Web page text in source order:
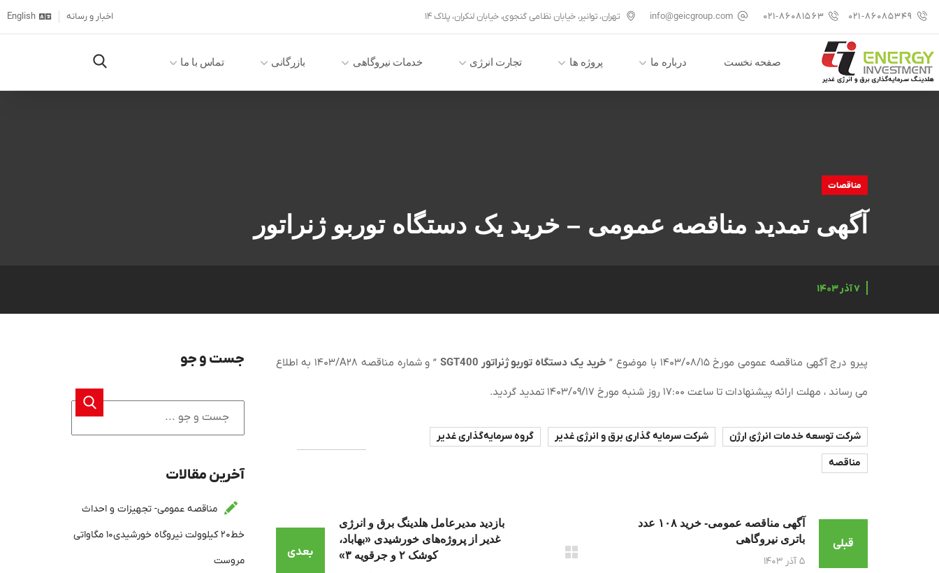
۰۲۱-۸۶۰۸۵۳۴۹ ۰۲۱-۸۶۰۸۱۵۶۳ info@geicgroup.com تهران، توانیر، خیابان نظامی گنجوی، خیابان لنکران، پلاک ۱۴ اخبار و رسانه English
صفحه نخست درباره ما پروژه ها تجارت انرژی خدمات نیروگاهی بازرگانی تماس با ما
مناقصات
آگهی تمدید مناقصه عمومی – خرید یک دستگاه توربو ژنراتور
۷ آذر ۱۴۰۳
پیرو درج آگهی مناقصه عمومی مورخ ۱۴۰۳/۰۸/۱۵ با موضوع ” خرید یک دستگاه توربو ژنراتور SGT400 ” و شماره مناقصه ۲۸ A /۱۴۰۳ به اطلاع
می رساند ، مهلت ارائه پیشنهادات تا ساعت ۱۷:۰۰ روز شنبه مورخ ۱۴۰۳/۰۹/۱۷ تمدید گردید.
شرکت توسعه خدمات انرژی ارژن شرکت سرمایه گذاری برق و انرژی غدیر
گروه سرمایه‌گذاری غدیر
مناقصه
قبلی
آگهی مناقصه عمومی- خرید ۱۰۸ عدد
باتری نیروگاهی
۵ آذر ۱۴۰۳
بازدید مدیرعامل هلدینگ برق و انرژی
غدیر از پروژه‌های خورشیدی «بهاباد،
کوشک ۲ و جرقویه ۳»
بعدی
جست و جو
آخرین مقالات
مناقصه عمومی- تجهیزات و احداث
خط۲۰ کیلوولت نیروگاه خورشیدی۱۰ مگاواتی
مروست